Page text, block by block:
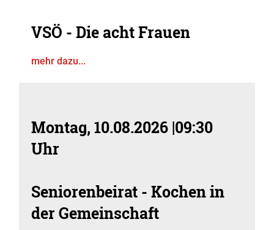
VSÖ - Die acht Frauen
mehr dazu...
Montag, 10.08.2026 |09:30
Uhr
Seniorenbeirat - Kochen in
der Gemeinschaft